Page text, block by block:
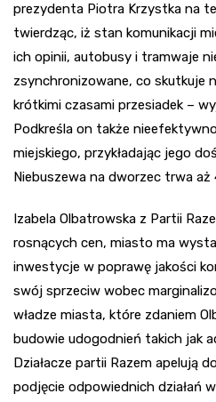
prezydenta Piotra Krzystka na
twierdząc, iż stan komunikacji
ich opinii, autobusy i tramwaje
zsynchronizowane, co skutkuje
krótkimi czasami przesiadek –
Podkreśla on także
miejskiego, przykładając jego
Niebuszewa na dworzec trwa aż
Izabela Olbatrowska z Partii
rosnących cen, miasto ma
inwestycje w poprawę jakości
swój sprzeciw wobec
władze miasta, które zdaniem
budowie udogodnień takich jak
Działacze partii Razem apelują
podjęcie odpowiednich działań